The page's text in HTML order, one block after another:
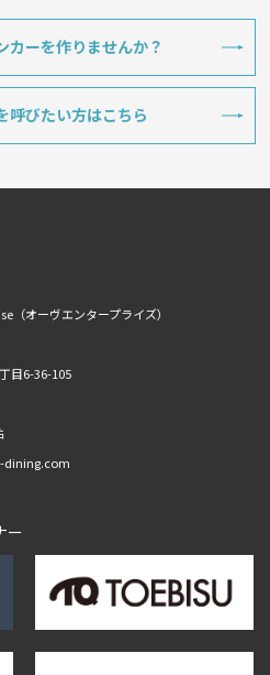
カーを作りませんか？
呼びたい方はこちら
（オーヴエンタープライズ）
目6-36-105
ー